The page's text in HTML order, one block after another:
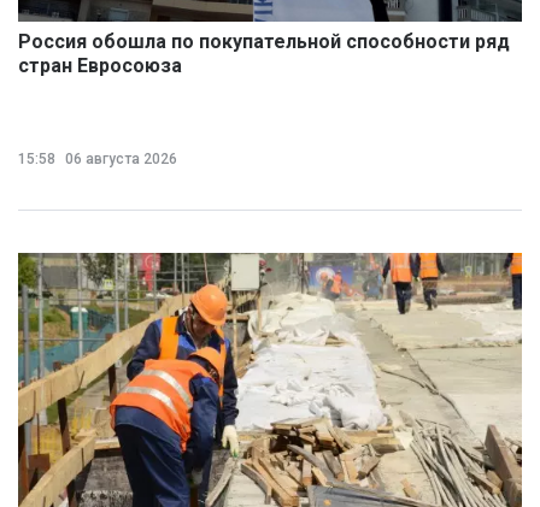
Россия обошла по покупательной способности ряд
стран Евросоюза
15:58 06 августа 2026